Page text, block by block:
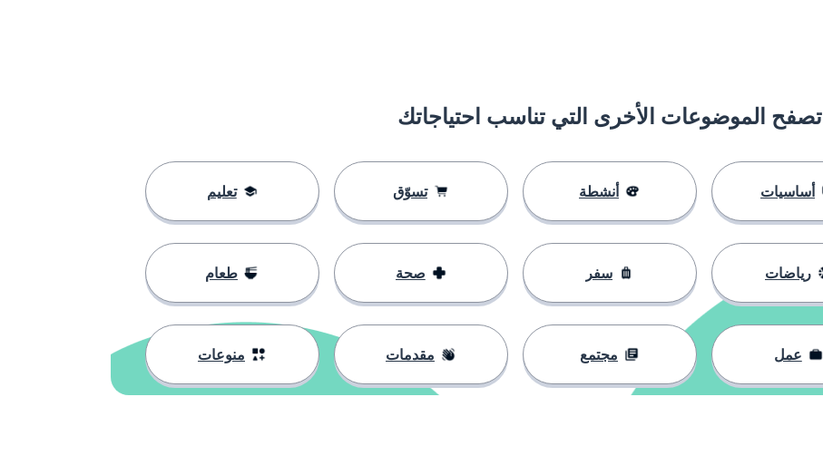
تصفح الموضوعات الأخرى التي تناسب احتياجاتك
أساسيات أنشطة تسوّق تعليم
رياضات سفر صحة طعام
عمل مجتمع مقدمات منوعات